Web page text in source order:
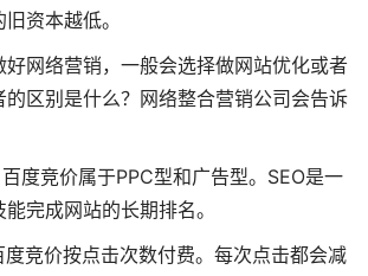
资本越低。
好网络营销，一般会选择做网站优化或者
的区别是什么？网络整合营销公司会告诉
度竞价属于PPC型和广告型。SEO是一
完成网站的长期排名。
竞价按点击次数付费。每次点击都会减